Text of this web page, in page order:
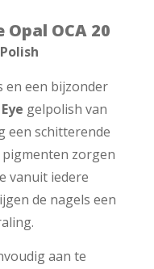
OCA 20
en een bijzonder
gelpolish van
een schitterende
pigmenten zorgen
vanuit iedere
de nagels een
aan te